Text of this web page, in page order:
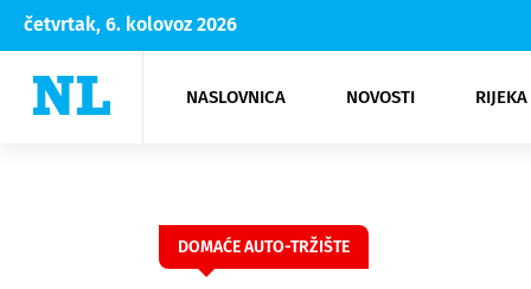
četvrtak, 6. kolovoz 2026
NASLOVNICA NOVOSTI
Rijeka Opatija
NK
Moda
Kultura
DOMAĆE AUTO-TRŽIŠTE